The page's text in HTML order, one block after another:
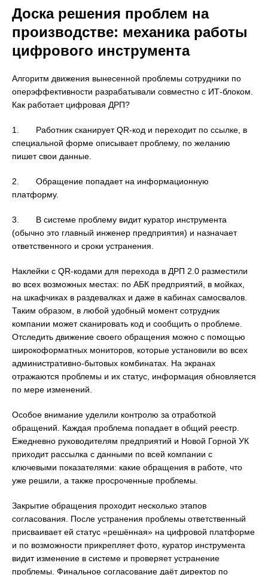
Доска решения проблем на
производстве: механика работы
цифрового инструмента
Алгоритм движения вынесенной проблемы сотрудники по
оперэффективности разрабатывали совместно с ИТ-блоком.
Как работает цифровая ДРП?
1. Работник сканирует QR-код и переходит по ссылке, в
специальной форме описывает проблему, по желанию
пишет свои данные.
2. Обращение попадает на информационную
платформу.
3. В системе проблему видит куратор инструмента
(обычно это главный инженер предприятия) и назначает
ответственного и сроки устранения.
Наклейки с QR-кодами для перехода в ДРП 2.0 разместили
во всех возможных местах: по АБК предприятий, в мойках,
на шкафчиках в раздевалках и даже в кабинах самосвалов.
Таким образом, в любой удобный момент сотрудник
компании может сканировать код и сообщить о проблеме.
Отследить движение своего обращения можно с помощью
широкоформатных мониторов, которые установили во всех
административно-бытовых комбинатах. На экранах
отражаются проблемы и их статус, информация обновляется
по мере изменений.
Особое внимание уделили контролю за отработкой
обращений. Каждая проблема попадает в общий реестр.
Ежедневно руководителям предприятий и Новой Горной УК
приходит рассылка с данными по всей компании с
ключевыми показателями: какие обращения в работе, что
уже решили, а также просроченные проблемы.
Закрытие обращения проходит несколько этапов
согласования. После устранения проблемы ответственный
присваивает ей статус «решённая» на цифровой платформе
и по возможности прикрепляет фото, куратор инструмента
видит изменение в системе и проверяет устранение
проблемы. Финальное согласование даёт директор по